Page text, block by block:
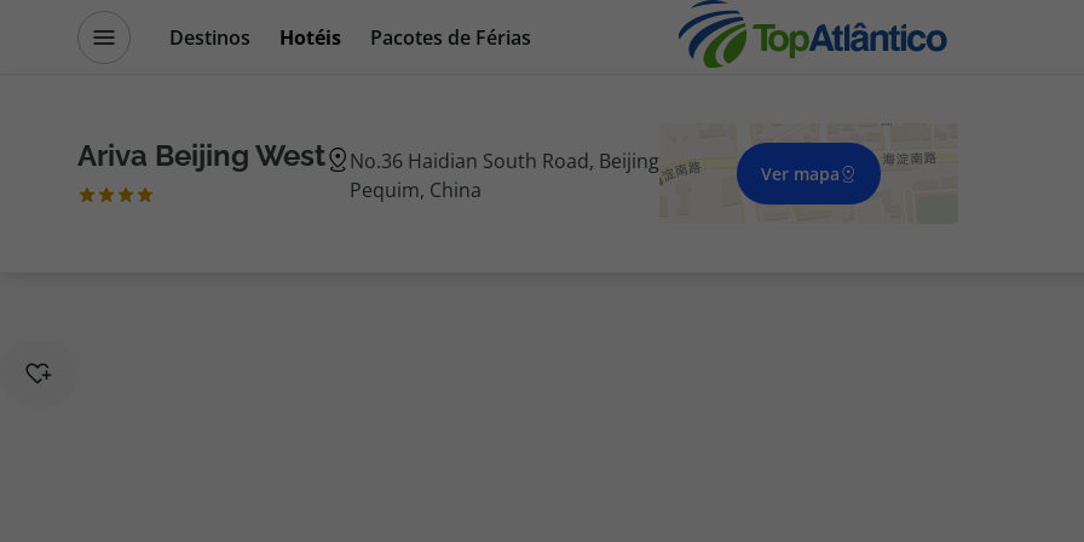
Destinos Hotéis
Pacotes de Férias
Ariva Beijing West
No.36 Haidian South Road, Beijing
Pequim, China
Ver mapa